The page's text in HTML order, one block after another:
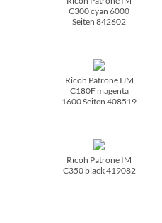
C300 cyan 6000
Seiten 842602
Ricoh Patrone IJM
C180F magenta
1600 Seiten 408519
Ricoh Patrone IM
C350 black 419082